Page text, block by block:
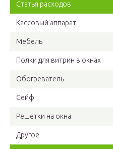
Статья расходов
Кассовый аппарат
Мебель
Полки для витрин в окнах
Обогреватель
Сейф
Решетки на окна
Другое